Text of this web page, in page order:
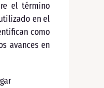
el término
en el
como
avances en